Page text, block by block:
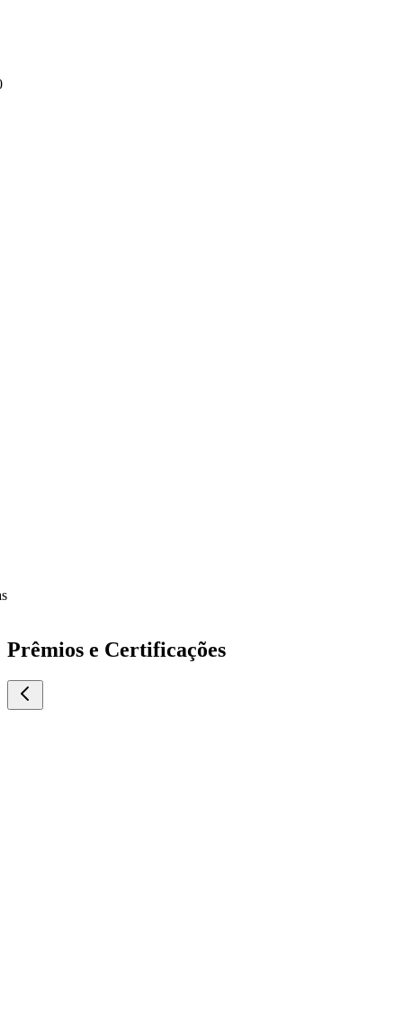
Prêmios e Certificações